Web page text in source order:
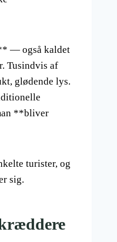
— også kaldet
Tusindvis af
glødende lys.
**bliver
turister, og
sig.